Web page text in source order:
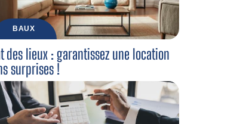
BAUX
des lieux : garantissez une location
surprises !